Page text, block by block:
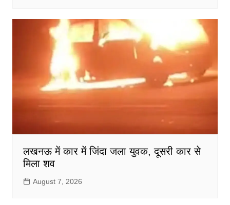
लखनऊ में कार में जिंदा जला युवक, दूसरी कार से
मिला शव
August 7, 2026